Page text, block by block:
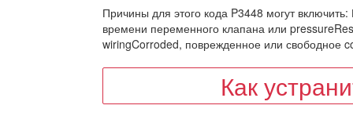
Причины для этого кода P3448 могут
времени переменного клапана или
wiringCorroded, поврежденное или свободное
Как